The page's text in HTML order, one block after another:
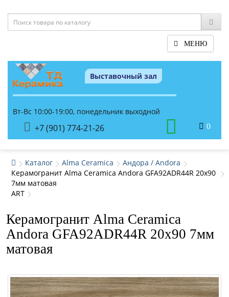
МЕНЮ
Выставочный зал
Вт-Вс 10:00-19:00, понедельник выходной
+7 (901) 774-21-26 0
Каталог Alma Ceramica
Андора / Andora
Керамогранит Alma Ceramica Andora GFA92ADR44R 20x90
7мм матовая
ART
Керамогранит Alma Ceramica
Andora GFA92ADR44R 20x90 7мм
матовая